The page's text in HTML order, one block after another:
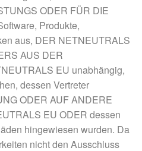
ODER FÜR DIE
Produkte,
aus, DER NETNEUTRALS
AUS DER
EU unabhängig,
dessen Vertreter
ODER AUF ANDERE
EU ODER dessen
hingewiesen wurden. Da
nicht den Ausschluss